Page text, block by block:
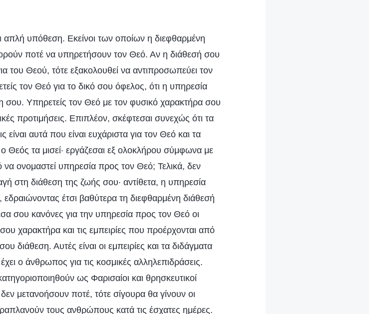
απλή υπόθεση. Εκείνοι των οποίων η διεφθαρμένη
ποτέ να υπηρετήσουν τον Θεό. Αν η διάθεσή σου
του Θεού, τότε εξακολουθεί να αντιπροσωπεύει τον
τον Θεό για το δικό σου όφελος, ότι η υπηρεσία
σου. Υπηρετείς τον Θεό με τον φυσικό χαρακτήρα σου
προτιμήσεις. Επιπλέον, σκέφτεσαι συνεχώς ότι τα
αυτά που είναι ευχάριστα για τον Θεό και τα
Θεός τα μισεί· εργάζεσαι εξ ολοκλήρου σύμφωνα με
να ονομαστεί υπηρεσία προς τον Θεό; Τελικά, δεν
στη διάθεση της ζωής σου· αντίθετα, η υπηρεσία
έτσι βαθύτερα τη διεφθαρμένη διάθεσή
σου κανόνες για την υπηρεσία προς τον Θεό οι
χαρακτήρα και τις εμπειρίες που προέρχονται από
διάθεση. Αυτές είναι οι εμπειρίες και τα διδάγματα
ο άνθρωπος για τις κοσμικές αλληλεπιδράσεις.
ως Φαρισαίοι και θρησκευτικοί
μετανοήσουν ποτέ, τότε σίγουρα θα γίνουν οι
τους ανθρώπους κατά τις έσχατες ημέρες.